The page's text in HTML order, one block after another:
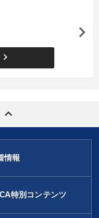
keyboard_arrow_right
keyboard_arrow_up
情報
特別コンテンツ